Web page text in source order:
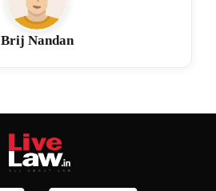
Brij Nandan